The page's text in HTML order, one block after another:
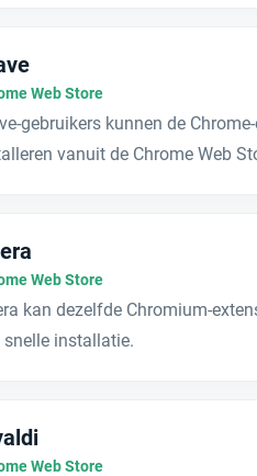
Web Store
gebruikers kunnen de
vanuit de Chrome Web
Web Store
kan dezelfde Chromium-
snelle installatie.
Web Store